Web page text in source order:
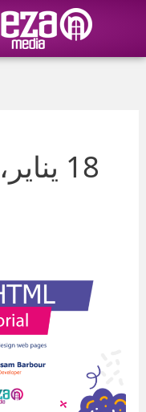
18 يناير، 2023
سلسلة
الصفحة
الأولى